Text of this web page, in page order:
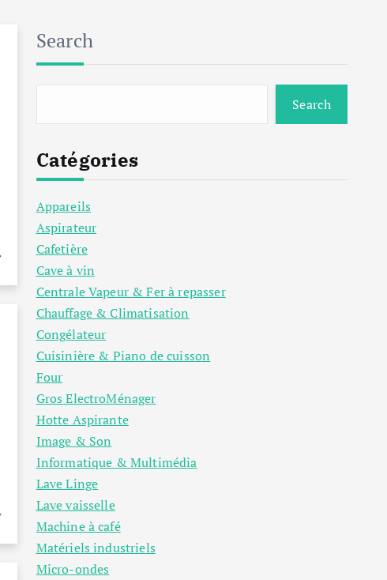
Search
Search
Catégories
Appareils
Aspirateur
Cafetière
Cave à vin
Centrale Vapeur & Fer à repasser
Chauffage & Climatisation
Congélateur
Cuisinière & Piano de cuisson
Four
Gros ElectroMénager
Hotte Aspirante
Image & Son
Informatique & Multimédia
Lave Linge
Lave vaisselle
Machine à café
Matériels industriels
Micro-ondes